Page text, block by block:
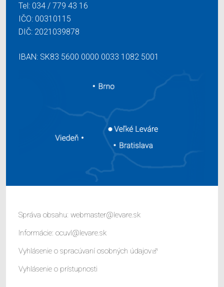
Tel: 034 / 779 43 16
IČO: 00310115
DIČ: 2021039878
IBAN: SK83 5600 0000 0033 1082 5001
Správa obsahu: webmaster@levare.sk
Informácie: ocuvl@levare.sk
Vyhlásenie o spracúvaní osobných údajov
Vyhlásenie o prístupnosti